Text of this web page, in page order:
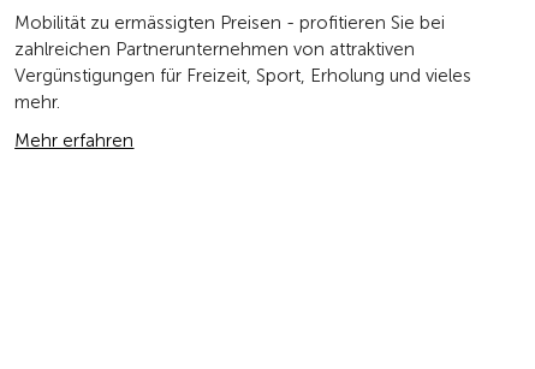
Mobilität zu ermässigten Preisen - profitieren Sie bei
zahlreichen Partnerunternehmen von attraktiven
Vergünstigungen für Freizeit, Sport, Erholung und vieles
mehr.
Mehr erfahren